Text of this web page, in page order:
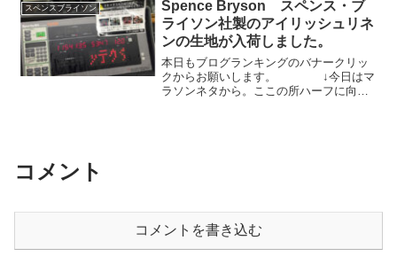
ですが、先日訃報を聞...
スペンスブライソン
Spence Bryson スペンス・ブ
ライソン社製のアイリッシュリネ
ンの生地が入荷しました。
本日もブログランキングのバナークリッ
クからお願いします。 ↓今日はマ
ラソンネタから。ここの所ハーフに向け
コメント
コメントを書き込む